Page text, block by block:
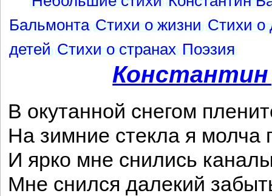
Бальмонта Стихи о жизни Стихи о
детей Стихи о странах Поэзия
В окутанной снегом
На зимние стекла я молча
И ярко мне снились
Мне снился далекий